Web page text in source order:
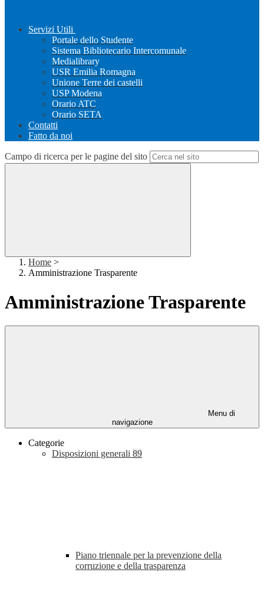
Servizi Utili
Portale dello Studente
Sistema Bibliotecario Intercomunale
Medialibrary
USR Emilia Romagna
Unione Terre dei castelli
USP Modena
Orario ATC
Orario SETA
Contatti
Fatto da noi
Campo di ricerca per le pagine del sito
Home >
Amministrazione Trasparente
Amministrazione Trasparente
Menu di
navigazione
Categorie
Disposizioni generali 89
Piano triennale per la prevenzione della
corruzione e della trasparenza